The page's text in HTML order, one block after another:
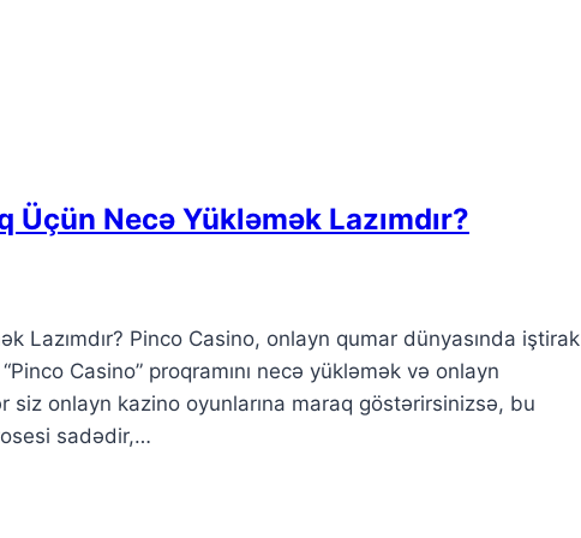
Üçün Necə Yükləmək Lazımdır?
Lazımdır? Pinco Casino, onlayn qumar dünyasında iştirak
Casino” proqramını necə yükləmək və onlayn
siz onlayn kazino oyunlarına maraq göstərirsinizsə, bu
sadədir,…